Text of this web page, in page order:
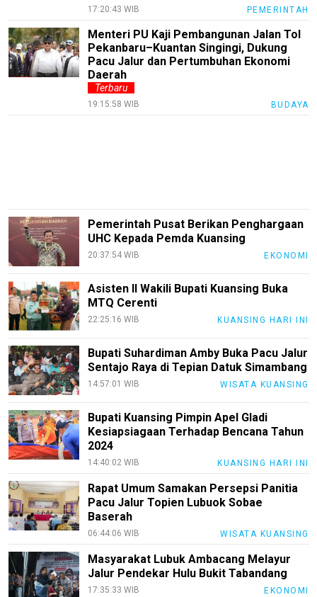
17:20:43 WIB PEMERINTAH
Menteri PU Kaji Pembangunan Jalan Tol
Pekanbaru–Kuantan Singingi, Dukung
Pacu Jalur dan Pertumbuhan Ekonomi
Daerah
Terbaru
19:15:58 WIB BUDAYA
Pemerintah Pusat Berikan Penghargaan
UHC Kepada Pemda Kuansing
20:37:54 WIB EKONOMI
Asisten II Wakili Bupati Kuansing Buka
MTQ Cerenti
22:25:16 WIB KUANSING HARI INI
Bupati Suhardiman Amby Buka Pacu Jalur
Sentajo Raya di Tepian Datuk Simambang
14:57:01 WIB WISATA KUANSING
Bupati Kuansing Pimpin Apel Gladi
Kesiapsiagaan Terhadap Bencana Tahun
2024
14:40:02 WIB KUANSING HARI INI
Rapat Umum Samakan Persepsi Panitia
Pacu Jalur Topien Lubuok Sobae
Baserah
06:44:06 WIB WISATA KUANSING
Masyarakat Lubuk Ambacang Melayur
Jalur Pendekar Hulu Bukit Tabandang
17:35:33 WIB EKONOMI
InfoKepri
KuansingTerkini
Bisnis
Nusapos
Karir
pendidikan
Kode
Etik
KEJ
Disclaimer
Tentang
Kami
Pedoman
Siber
Redaksi
All